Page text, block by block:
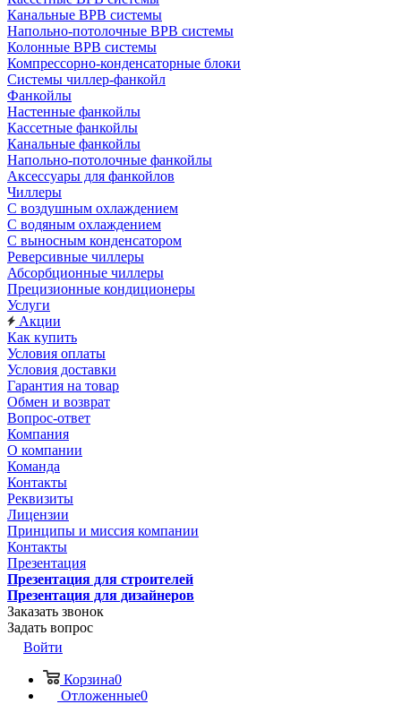
Канальные ВРВ системы
Напольно-потолочные ВРВ системы
Колонные ВРВ системы
Компрессорно-конденсаторные блоки
Системы чиллер-фанкойл
Фанкойлы
Настенные фанкойлы
Кассетные фанкойлы
Канальные фанкойлы
Напольно-потолочные фанкойлы
Аксессуары для фанкойлов
Чиллеры
С воздушным охлаждением
С водяным охлаждением
С выносным конденсатором
Реверсивные чиллеры
Абсорбционные чиллеры
Прецизионные кондиционеры
Услуги
Акции
Как купить
Условия оплаты
Условия доставки
Гарантия на товар
Обмен и возврат
Вопрос-ответ
Компания
О компании
Команда
Контакты
Реквизиты
Лицензии
Принципы и миссия компании
Контакты
Презентация
Презентация для строителей
Презентация для дизайнеров
Заказать звонок
Задать вопрос
Войти
Корзина0
Отложенные0